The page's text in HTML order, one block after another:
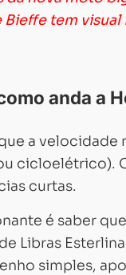
Bieffe tem
anda a
a velocidade
cicloelétrico).
curtas.
é saber
Libras
simples,